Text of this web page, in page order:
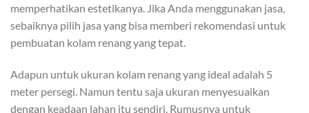
memperhatikan estetikanya. Jika Anda menggunakan jasa,
sebaiknya pilih jasa yang bisa memberi rekomendasi untuk
pembuatan kolam renang yang tepat.
Adapun untuk ukuran kolam renang yang ideal adalah 5
meter persegi. Namun tentu saja ukuran menyesuaikan
dengan keadaan lahan itu sendiri. Rumusnya untuk